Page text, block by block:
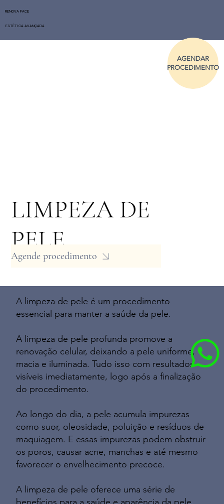
RENOVA FACE
ESTÉTICA AVANÇADA
LIMPEZA DE
PELE
Agende procedimento
AGENDAR
PROCEDIMENTO
A limpeza de pele é um procedimento
essencial para manter a saúde da pele.
A limpeza de pele profunda promove a
renovação celular, deixando a pele uniforme,
macia e iluminada. Tudo isso com resultados
visíveis imediatamente, logo após a finalização
do procedimento.
Ao longo do dia, a pele acumula impurezas
como suor, oleosidade, poluição e resíduos de
maquiagem. E essas impurezas podem obstruir
os poros, causar acne, manchas e até mesmo
favorecer o envelhecimento precoce.
A limpeza de pele oferece uma série de
benefícios para a saúde e aparência da pele.